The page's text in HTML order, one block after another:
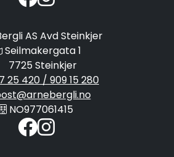
AS Avd Steinkjer
Seilmakergata 1
7725 Steinkjer
25 420 / 909 15 280
NO977061415